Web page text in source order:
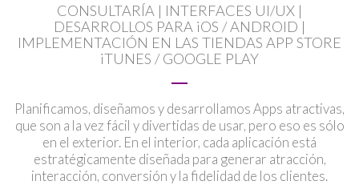
CONSULTARÍA | INTERFACES UI/UX |
DESARROLLOS PARA iOS / ANDROID |
IMPLEMENTACIÓN EN LAS TIENDAS APP STORE
iTUNES / GOOGLE PLAY
Planificamos, diseñamos y desarrollamos Apps atractivas,
que son a la vez fácil y divertidas de usar, pero eso es sólo
en el exterior. En el interior, cada aplicación está
estratégicamente diseñada para generar atracción,
interacción, conversión y la fidelidad de los clientes.